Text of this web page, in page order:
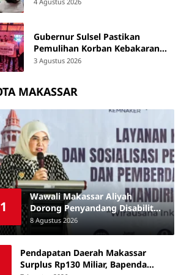
Gubernur Sulsel Pastikan
Pemulihan Korban Kebakaran
Tallo, Serahkan Bantuan Rp795
3 Agustus 2026
MAKASSAR
1
Wawali Makassar Aliyah
Dorong Penyandang Disabilitas
Manfaatkan Peluang
Kewirausahaan
8 Agustus 2026
Pendapatan Daerah Makassar
Surplus Rp130 Miliar, Bapenda